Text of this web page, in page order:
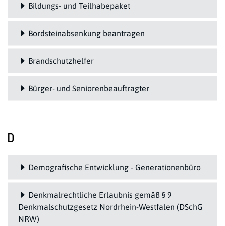
Bildungs- und Teilhabepaket
Bordsteinabsenkung beantragen
Brandschutzhelfer
Bürger- und Seniorenbeauftragter
D
Demografische Entwicklung - Generationenbüro
Denkmalrechtliche Erlaubnis gemäß § 9
Denkmalschutzgesetz Nordrhein-Westfalen (DSchG
NRW)